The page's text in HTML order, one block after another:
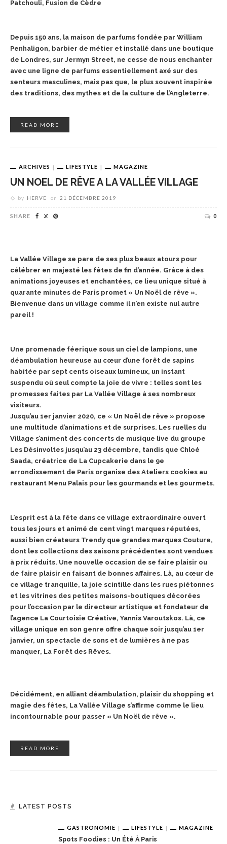
Patchouli, Fusion de Cèdre
Depuis 150 ans, la maison de parfums fondée par William
Penhaligon, barbier de métier et installé dans une boutique
de Londres, sur Jermyn Street, ne cesse de nous enchanter
avec une ligne de parfums essentiellement axé sur des
senteurs masculines, mais pas que, le plus souvent inspirée
des traditions, des mythes et de la culture de l’Angleterre.
READ MORE
ARCHIVES LIFESTYLE MAGAZINE
UN NOEL DE RÊVE A LA VALLÉE VILLAGE
by HERVE on 21 DÉCEMBRE 2019
SHARE 0
La Vallée Village se pare de ses plus beaux atours pour
célébrer en majesté les fêtes de fin d’année. Grâce à des
animations joyeuses et enchantées, ce lieu unique situé à
quarante minutes de Paris promet « Un Noël de rêve ».
Bienvenue dans un village comme il n’en existe nul autre
pareil !
Une promenade féerique sous un ciel de lampions, une
déambulation heureuse au cœur d’une forêt de sapins
habitée par sept cents oiseaux lumineux, un instant
suspendu où seul compte la joie de vivre : telles sont les
promesses faites par La Vallée Village à ses nombreux
visiteurs.
Jusqu’au 1er janvier 2020, ce « Un Noël de rêve » propose
une multitude d’animations et de surprises. Les ruelles du
Village s’animent des concerts de musique live du groupe
Les Désinvoltes jusqu’au 23 décembre, tandis que Chloé
Saada, créatrice de La Cupcakerie dans le 9e
arrondissement de Paris organise des Ateliers cookies au
restaurant Menu Palais pour les gourmands et les gourmets.
L’esprit est à la fête dans ce village extraordinaire ouvert
tous les jours et animé de cent vingt marques réputées,
aussi bien créateurs Trendy que grandes marques Couture,
dont les collections des saisons précédentes sont vendues
à prix réduits. Une nouvelle occasion de se faire plaisir ou
de faire plaisir en faisant de bonnes affaires. Là, au cœur de
ce village tranquille, la joie scintille dans les rues piétonnes
et les vitrines des petites maisons-boutiques décorées
pour l’occasion par le directeur artistique et fondateur de
l’agence La Courtoisie Créative, Yannis Varoutskos. Là, ce
village unique en son genre offre chaque soir jusqu’au 1er
janvier, un spectacle de sons et de lumières à ne pas
manquer, La Forêt des Rêves.
Décidément, en alliant déambulation, plaisir du shopping et
magie des fêtes, La Vallée Village s’affirme comme le lieu
incontournable pour passer « Un Noël de rêve ».
READ MORE
LATEST POSTS
GASTRONOMIE LIFESTYLE MAGAZINE
Spots Foodies : Un Été À Paris